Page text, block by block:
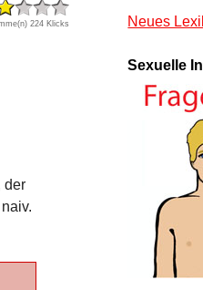
224 Klicks
der
Neues
Sexuelle